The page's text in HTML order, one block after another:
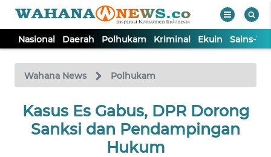
Nasional Daerah Polhukam Kriminal Ekuin Sains-
Wahana News Polhukam
Kasus Es Gabus, DPR Dorong
Sanksi dan Pendampingan
Hukum
TV
Tutup
NASIONAL